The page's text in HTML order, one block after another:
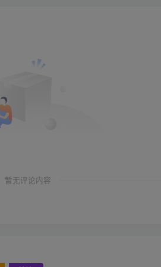
暂无评论内容